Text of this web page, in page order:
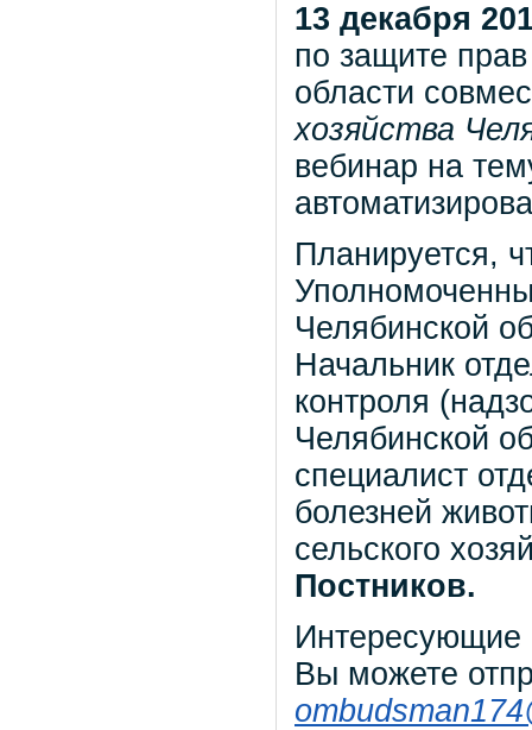
13 декабря
по защите
области
хозяйства
вебинар на
Планируется,
Челябинской
Начальник
контроля
Челябинской
специалист
болезней
сельского
Постников.
Интересующие
Вы можете
ombudsman